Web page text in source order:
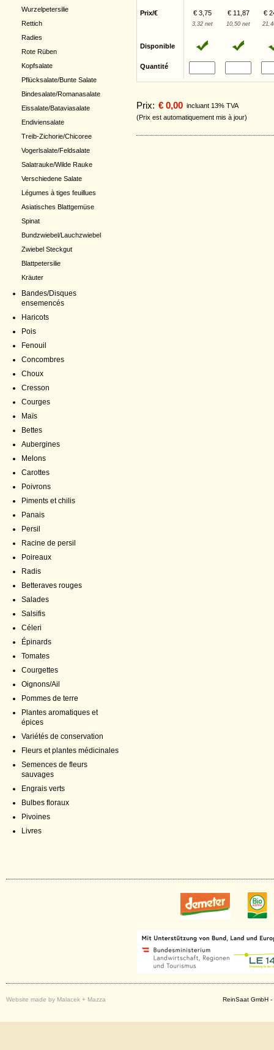
Wurzelpetersilie
Rettich
Radies
Rote Rüben
Kopfsalate
Pflücksalate/Bunte Salate
Bindesalate/Romanasalate
Eissalate/Bataviasalate
Endiviensalate
Treib-Zichorie/Chicoree
Vogerlsalate/Feldsalate
Salatrauke/Wilde Rauke
Verschiedene Salate
Légumes à tiges feuillues
Asiatisches Blattgemüse
Spinat
Bundzwiebel/Lauchzwiebel
Zwiebel Steckgut
Blattpetersilie
Kräuter
Bandes/Disques
ensemencés
Haricots
Pois
Fenouil
Concombres
Choux
Cresson
Courges
Maïs
Bettes
Aubergines
Melons
Carottes
Poivrons
Piments et chilis
Panais
Persil
Racine de persil
Poireaux
Radis
Betteraves rouges
Salades
Salsifis
Céleri
Épinards
Tomates
Courgettes
Oignons/Ail
Pommes de terre
Plantes aromatiques et
épices
Variétés de conservation
Fleurs et plantes médicinales
Semences de fleurs
sauvages
Engrais verts
Bulbes floraux
Pivoines
Livres
Prix/€ € 3,75 € 11,87 €
3,32 net 10,50 net
Disponible
Quantité
Prix: € 0,00 incluant 13% TVA
(Prix est automatiquement mis à jour)
Website made by Malacek + Mazza ReinSaat GmbH